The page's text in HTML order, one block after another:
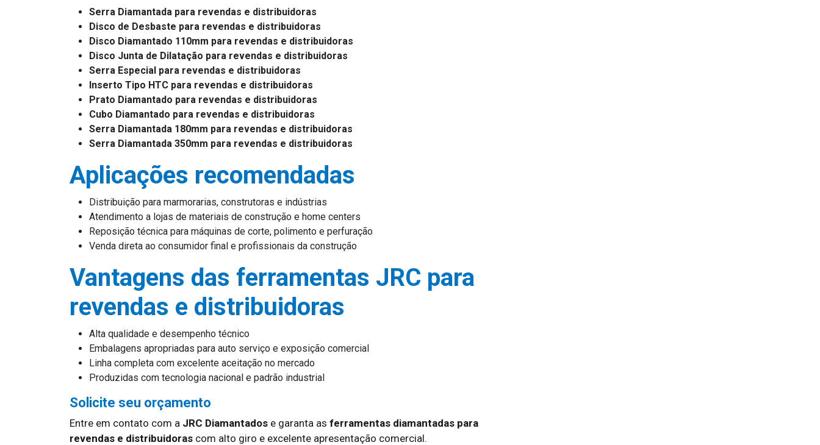
Serra Diamantada para revendas e distribuidoras
Disco de Desbaste para revendas e distribuidoras
Disco Diamantado 110mm para revendas e distribuidoras
Disco Junta de Dilatação para revendas e distribuidoras
Serra Especial para revendas e distribuidoras
Inserto Tipo HTC para revendas e distribuidoras
Prato Diamantado para revendas e distribuidoras
Cubo Diamantado para revendas e distribuidoras
Serra Diamantada 180mm para revendas e distribuidoras
Serra Diamantada 350mm para revendas e distribuidoras
Aplicações recomendadas
Distribuição para marmorarias, construtoras e indústrias
Atendimento a lojas de materiais de construção e home centers
Reposição técnica para máquinas de corte, polimento e perfuração
Venda direta ao consumidor final e profissionais da construção
Vantagens das ferramentas JRC para
revendas e distribuidoras
Alta qualidade e desempenho técnico
Embalagens apropriadas para auto serviço e exposição comercial
Linha completa com excelente aceitação no mercado
Produzidas com tecnologia nacional e padrão industrial
Solicite seu orçamento
Entre em contato com a JRC Diamantados e garanta as ferramentas diamantadas para
revendas e distribuidoras com alto giro e excelente apresentação comercial.